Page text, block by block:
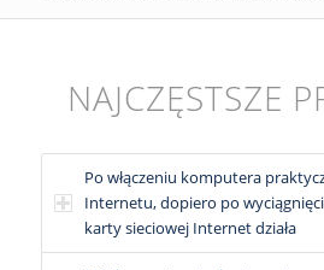
NAJCZĘSTSZE
Po włączeniu komputera
Internetu, dopiero po
karty sieciowej Internet działa